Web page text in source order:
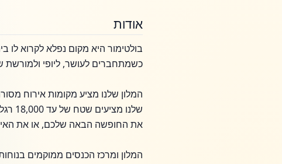
אודות
בולטימור היא מקום נפלא לקרוא לו
כשמתחברים לעושר, ליופי ולמורשת
המלון שלנו מציע מקומות אירוח
את החופשה הבאה שלכם, או את